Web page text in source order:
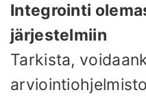
Integrointi
järjestelmiin
Tarkista,